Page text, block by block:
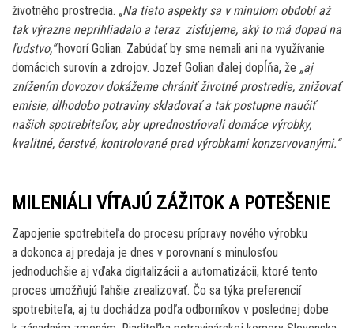
životného prostredia. „Na tieto aspekty sa v minulom období až
tak výrazne neprihliadalo a teraz zisťujeme, aký to má dopad na
ľudstvo,“hovorí Golian. Zabúdať by sme nemali ani na využívanie
domácich surovín a zdrojov. Jozef Golian ďalej dopĺňa, že „aj
znížením dovozov dokážeme chrániť životné prostredie, znižovať
emisie, dlhodobo potraviny skladovať a tak postupne naučiť
našich spotrebiteľov, aby uprednostňovali domáce výrobky,
kvalitné, čerstvé, kontrolované pred výrobkami konzervovanými.“
MILENIÁLI VÍTAJÚ ZÁŽITOK A POTEŠENIE
Zapojenie spotrebiteľa do procesu prípravy nového výrobku
a dokonca aj predaja je dnes v porovnaní s minulosťou
jednoduchšie aj vďaka digitalizácii a automatizácii, ktoré tento
proces umožňujú ľahšie zrealizovať. Čo sa týka preferencií
spotrebiteľa, aj tu dochádza podľa odborníkov v poslednej dobe